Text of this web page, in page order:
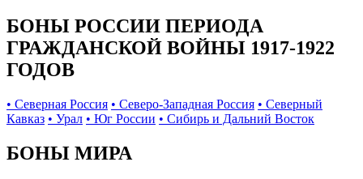
БОНЫ РОССИИ ПЕРИОДА
ГРАЖДАНСКОЙ ВОЙНЫ 1917-1922
ГОДОВ
• Северная Россия • Северо-Западная Россия • Северный
Кавказ • Урал • Юг России • Сибирь и Дальний Восток
БОНЫ МИРА